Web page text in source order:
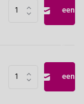
een
een